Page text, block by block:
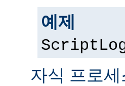
예제
자식 프로